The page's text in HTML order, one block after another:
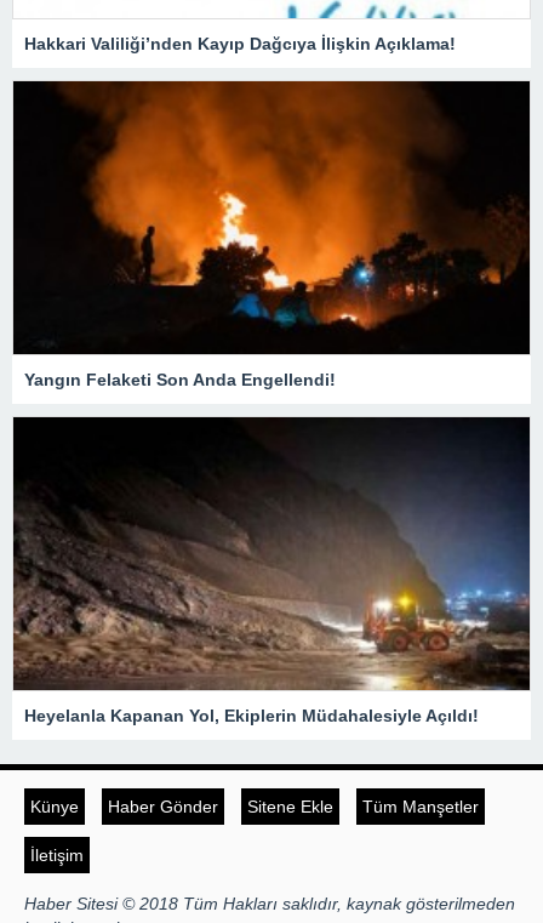
Hakkari Valiliği’nden Kayıp Dağcıya İlişkin Açıklama!
Yangın Felaketi Son Anda Engellendi!
Heyelanla Kapanan Yol, Ekiplerin Müdahalesiyle Açıldı!
Künye Haber Gönder Sitene Ekle Tüm Manşetler
İletişim
Haber Sitesi © 2018 Tüm Hakları saklıdır, kaynak gösterilmeden